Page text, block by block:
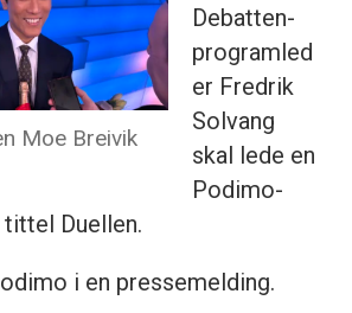
Moe Breivik
Debatten-
programled
er Fredrik
Solvang
skal lede en
Podimo-
Duellen.
i en pressemelding.